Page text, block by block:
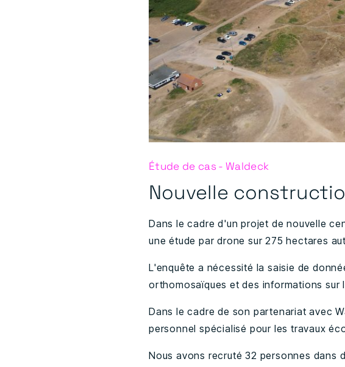
Étude de cas - Waldeck
Nouvelle
Dans le cadre d'un projet de nouvelle
une étude par drone sur 275 hectares
L'enquête a nécessité la saisie de
orthomosaïques et des informations
Dans le cadre de son partenariat avec
personnel spécialisé pour les travaux
Nous avons recruté 32 personnes